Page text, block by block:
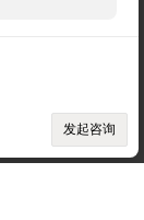
发起咨询